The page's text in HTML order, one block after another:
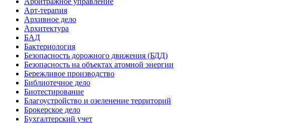
Арт-терапия
Архивное дело
Архитектура
БАД
Бактериология
Безопасность дорожного движения (БДД)
Безопасность на объектах атомной энергии
Бережливое производство
Библиотечное дело
Биотестирование
Благоустройство и озеленение территорий
Брокерское дело
Бухгалтерский учет